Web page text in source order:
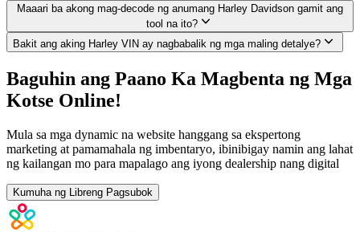
Maaari ba akong mag-decode ng anumang Harley Davidson gamit ang
tool na ito?
Bakit ang aking Harley VIN ay nagbabalik ng mga maling detalye?
Baguhin ang Paano Ka Magbenta ng Mga
Kotse Online!
Mula sa mga dynamic na website hanggang sa ekspertong
marketing at pamamahala ng imbentaryo, ibinibigay namin ang lahat
ng kailangan mo para mapalago ang iyong dealership nang digital
Kumuha ng Libreng Pagsubok